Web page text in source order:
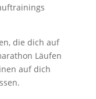
die dich auf
Läufen
auf dich